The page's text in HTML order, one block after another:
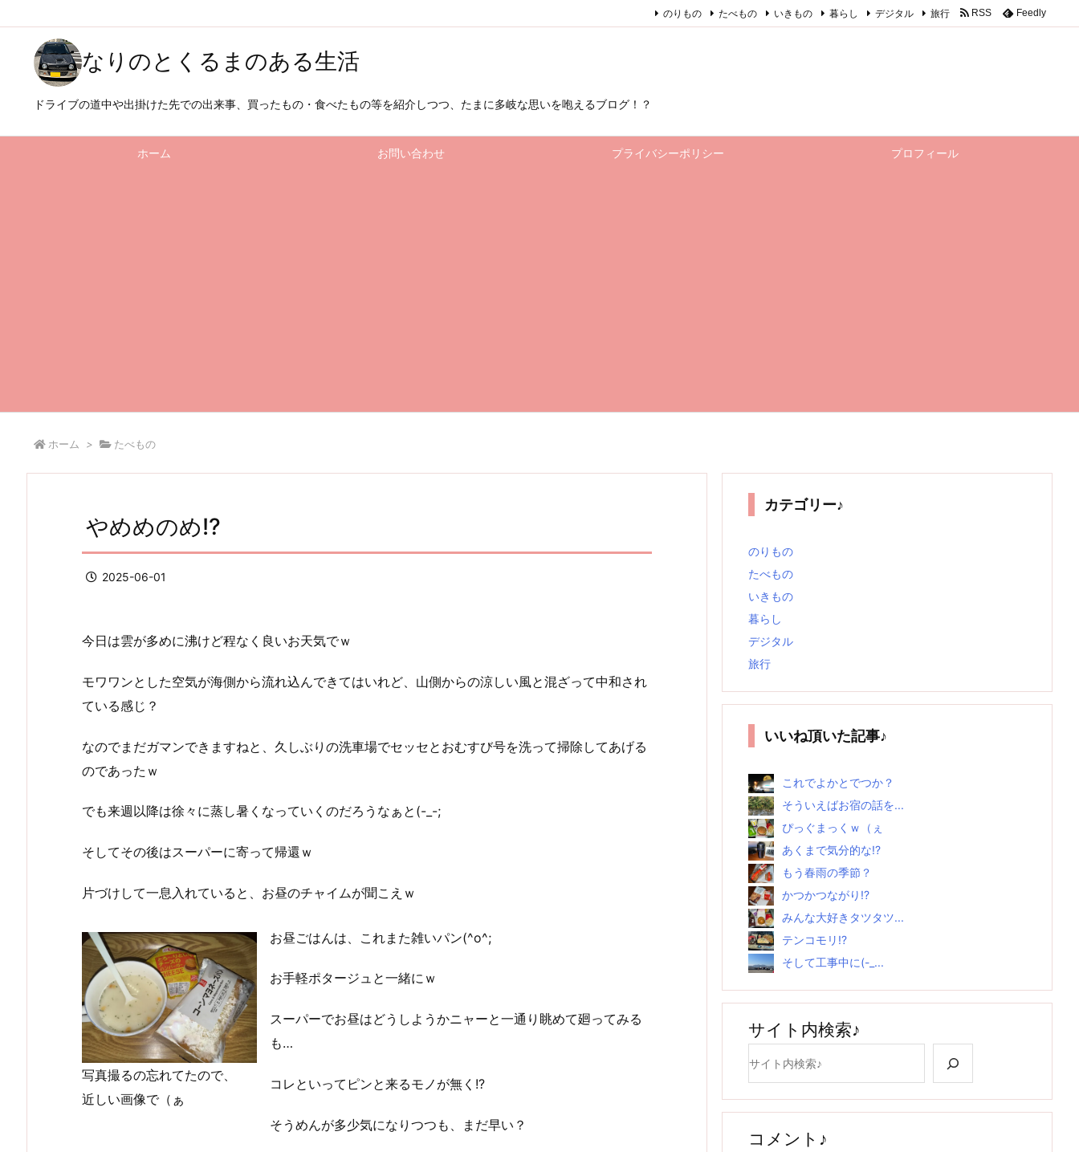
なりのとくるまのある生活
ドライブの道中や出掛けた先での出来事、買ったもの・食べたもの等を紹介しつつ、たまに多岐な思いを咆えるブログ！？
ホーム お問い合わせ プライバシーポリシー プロフィール
のりもの たべもの いきもの 暮らし デジタル 旅行 RSS Feedly
ホーム > たべもの
やめめのめ!?
2025-06-01
今日は雲が多めに沸けど程なく良いお天気でｗ
モワワンとした空気が海側から流れ込んできてはいれど、山側からの涼しい風と混ざって中和され
ている感じ？
なのでまだガマンできますねと、久しぶりの洗車場でセッセとおむすび号を洗って掃除してあげる
のであったｗ
でも来週以降は徐々に蒸し暑くなっていくのだろうなぁと(-_-;
そしてその後はスーパーに寄って帰還ｗ
片づけして一息入れていると、お昼のチャイムが聞こえｗ
写真撮るの忘れてたので、
近しい画像で（ぁ
お昼ごはんは、これまた雑いパン(^o^;
お手軽ポタージュと一緒にｗ
スーパーでお昼はどうしようかニャーと一通り眺めて廻ってみる
も…
コレといってピンと来るモノが無く!?
そうめんが多少気になりつつも、まだ早い？
カテゴリー♪
のりもの
たべもの
いきもの
暮らし
デジタル
旅行
いいね頂いた記事♪
これでよかとでつか？
そういえばお宿の話を...
ぴっぐまっくｗ（ぇ
あくまで気分的な!?
もう春雨の季節？
かつかつながり!?
みんな大好きタツタツ...
テンコモリ!?
そして工事中に(-_...
サイト内検索♪
コメント♪